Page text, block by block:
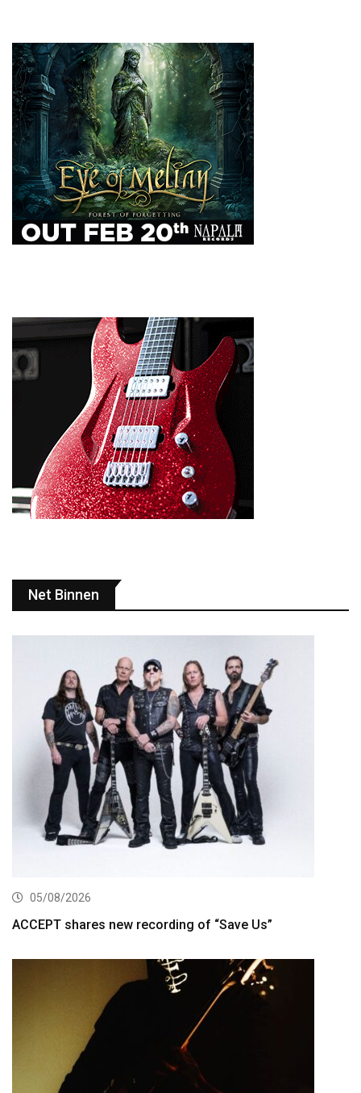
Net Binnen
05/08/2026
ACCEPT shares new recording of “Save Us”